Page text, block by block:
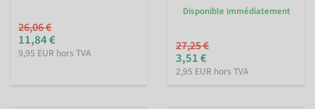
26,06 €
11,84 €
9,95 EUR hors TVA
Disponible immédiatement
27,25 €
3,51 €
2,95 EUR hors TVA